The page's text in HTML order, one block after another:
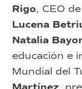
Rigo, CEO
Lucena
Natalia
educación e
Mundial del